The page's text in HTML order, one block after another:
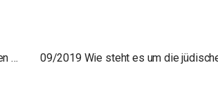
… 09/2019 Wie steht es um die